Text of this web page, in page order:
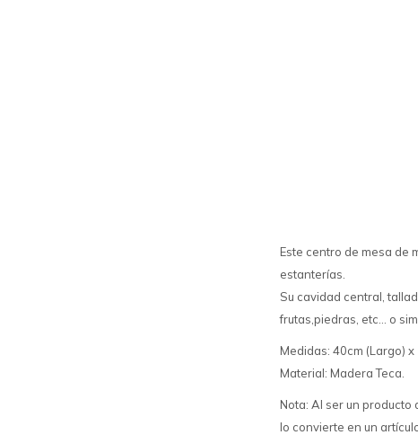
Este centro de mesa de
estanterías.
Su cavidad central,
frutas,piedras, etc... o
Medidas: 40cm (Largo)
Material: Madera Teca.
Nota: Al ser un
lo convierte en un